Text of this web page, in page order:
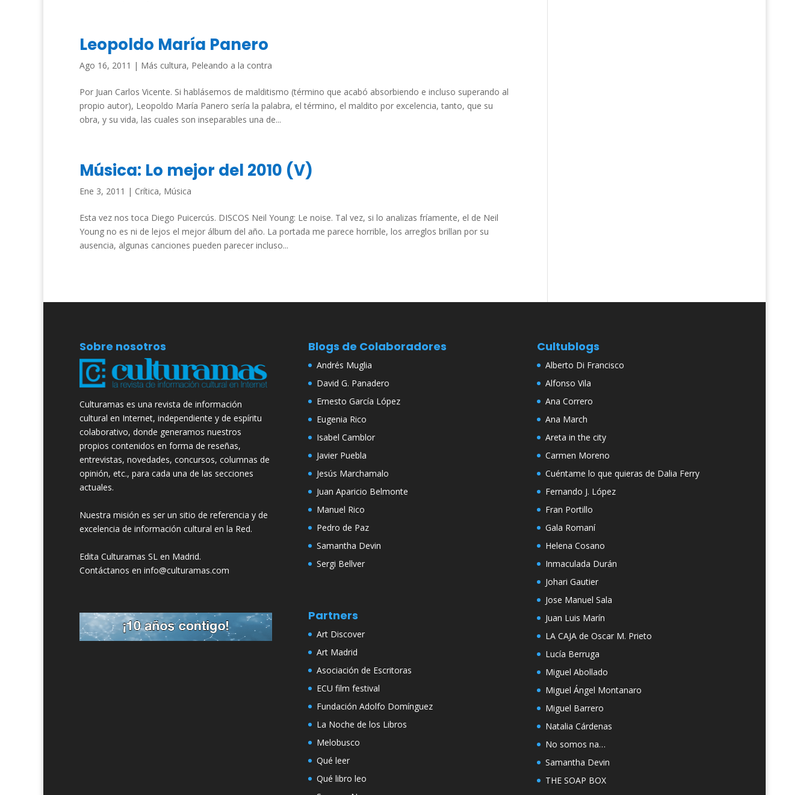
Leopoldo María Panero
Ago 16, 2011 | Más cultura, Peleando a la contra
Por Juan Carlos Vicente. Si hablásemos de malditismo (término que acabó absorbiendo e incluso superando al
propio autor), Leopoldo María Panero sería la palabra, el término, el maldito por excelencia, tanto, que su
obra, y su vida, las cuales son inseparables una de...
Música: Lo mejor del 2010 (V)
Ene 3, 2011 | Crítica, Música
Esta vez nos toca Diego Puicercús. DISCOS Neil Young: Le noise. Tal vez, si lo analizas fríamente, el de Neil
Young no es ni de lejos el mejor álbum del año. La portada me parece horrible, los arreglos brillan por su
ausencia, algunas canciones pueden parecer incluso...
Sobre nosotros
Culturamas es una revista de información
cultural en Internet, independiente y de espíritu
colaborativo, donde generamos nuestros
propios contenidos en forma de reseñas,
entrevistas, novedades, concursos, columnas de
opinión, etc., para cada una de las secciones
actuales.
Nuestra misión es ser un sitio de referencia y de
excelencia de información cultural en la Red.
Edita Culturamas SL en Madrid.
Contáctanos en info@culturamas.com
Blogs de Colaboradores
Andrés Muglia
David G. Panadero
Ernesto García López
Eugenia Rico
Isabel Camblor
Javier Puebla
Jesús Marchamalo
Juan Aparicio Belmonte
Manuel Rico
Pedro de Paz
Samantha Devin
Sergi Bellver
Partners
Art Discover
Art Madrid
Asociación de Escritoras
ECU film festival
Fundación Adolfo Domínguez
La Noche de los Libros
Melobusco
Qué leer
Qué libro leo
Cultublogs
Alberto Di Francisco
Alfonso Vila
Ana Correro
Ana March
Areta in the city
Carmen Moreno
Cuéntame lo que quieras de Dalia Ferry
Fernando J. López
Fran Portillo
Gala Romaní
Helena Cosano
Inmaculada Durán
Johari Gautier
Jose Manuel Sala
Juan Luis Marín
LA CAJA de Oscar M. Prieto
Lucía Berruga
Miguel Abollado
Miguel Ángel Montanaro
Miguel Barrero
Natalia Cárdenas
No somos na…
Samantha Devin
THE SOAP BOX